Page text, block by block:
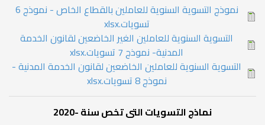
نموذج التسوية السنوية للعاملين بالقطاع الخاص - نموذج 6
تسويات.xlsx
التسوية السنوية للعاملين الغير الخاضعين لقانون الخدمة
المدنية- نموذج 7 تسويات.xlsx
التسوية السنوية للعاملين الخاضعين لقانون الخدمة المدنية -
نموذج 8 تسويات.xlsx
نماذج التسويات التى تخص سنة -2020